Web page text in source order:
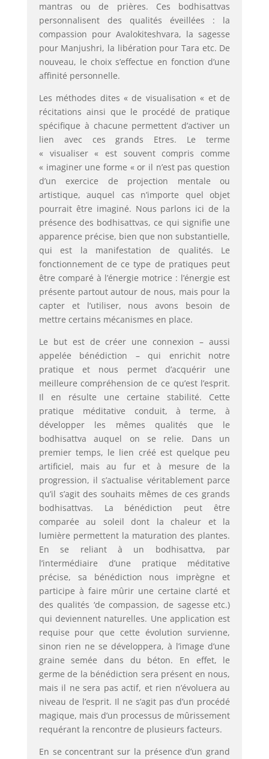
mantras ou de prières. Ces bodhisattvas
personnalisent des qualités éveillées : la
compassion pour Avalokiteshvara, la sagesse
pour Manjushri, la libération pour Tara etc. De
nouveau, le choix s’effectue en fonction d’une
affinité personnelle.
Les méthodes dites « de visualisation « et de
récitations ainsi que le procédé de pratique
spécifique à chacune permettent d’activer un
lien avec ces grands Etres. Le terme
« visualiser « est souvent compris comme
« imaginer une forme « or il n’est pas question
d’un exercice de projection mentale ou
artistique, auquel cas n’importe quel objet
pourrait être imaginé. Nous parlons ici de la
présence des bodhisattvas, ce qui signifie une
apparence précise, bien que non substantielle,
qui est la manifestation de qualités. Le
fonctionnement de ce type de pratiques peut
être comparé à l’énergie motrice : l’énergie est
présente partout autour de nous, mais pour la
capter et l’utiliser, nous avons besoin de
mettre certains mécanismes en place.
Le but est de créer une connexion – aussi
appelée bénédiction – qui enrichit notre
pratique et nous permet d’acquérir une
meilleure compréhension de ce qu’est l’esprit.
Il en résulte une certaine stabilité. Cette
pratique méditative conduit, à terme, à
développer les mêmes qualités que le
bodhisattva auquel on se relie. Dans un
premier temps, le lien créé est quelque peu
artificiel, mais au fur et à mesure de la
progression, il s’actualise véritablement parce
qu’il s’agit des souhaits mêmes de ces grands
bodhisattvas. La bénédiction peut être
comparée au soleil dont la chaleur et la
lumière permettent la maturation des plantes.
En se reliant à un bodhisattva, par
l’intermédiaire d’une pratique méditative
précise, sa bénédiction nous imprègne et
participe à faire mûrir une certaine clarté et
des qualités ‘de compassion, de sagesse etc.)
qui deviennent naturelles. Une application est
requise pour que cette évolution survienne,
sinon rien ne se développera, à l’image d’une
graine semée dans du béton. En effet, le
germe de la bénédiction sera présent en nous,
mais il ne sera pas actif, et rien n’évoluera au
niveau de l’esprit. Il ne s’agit pas d’un procédé
magique, mais d’un processus de mûrissement
requérant la rencontre de plusieurs facteurs.
En se concentrant sur la présence d’un grand